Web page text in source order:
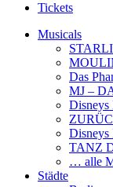
Tickets
Musicals
Das
MJ –
TANZ
… alle
Städte